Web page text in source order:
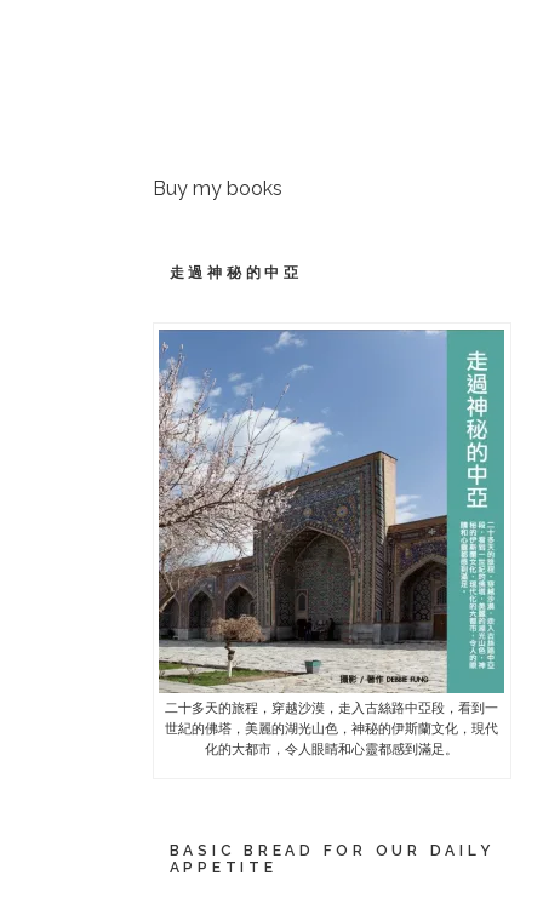
Buy my books
走過神秘的中亞
二十多天的旅程，穿越沙漠，走入古絲路中亞段，看到一
世紀的佛塔，美麗的湖光山色，神秘的伊斯蘭文化，現代
化的大都市，令人眼睛和心靈都感到滿足。
BASIC BREAD FOR OUR DAILY
APPETITE